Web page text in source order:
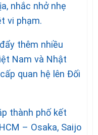
nhắc nhở nhẹ
vi phạm.
thêm nhiều
Nam và Nhật
quan hệ lên Đối
thành phố kết
– Osaka, Saijo